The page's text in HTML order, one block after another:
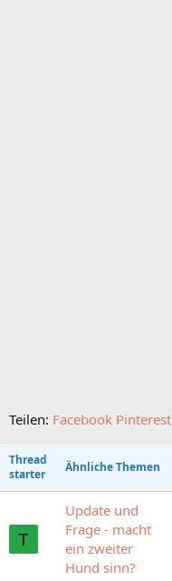
Teilen: Facebook Pinterest
Thread
starter
Ähnliche Themen
T
Update und
Frage - macht
ein zweiter
Hund sinn?